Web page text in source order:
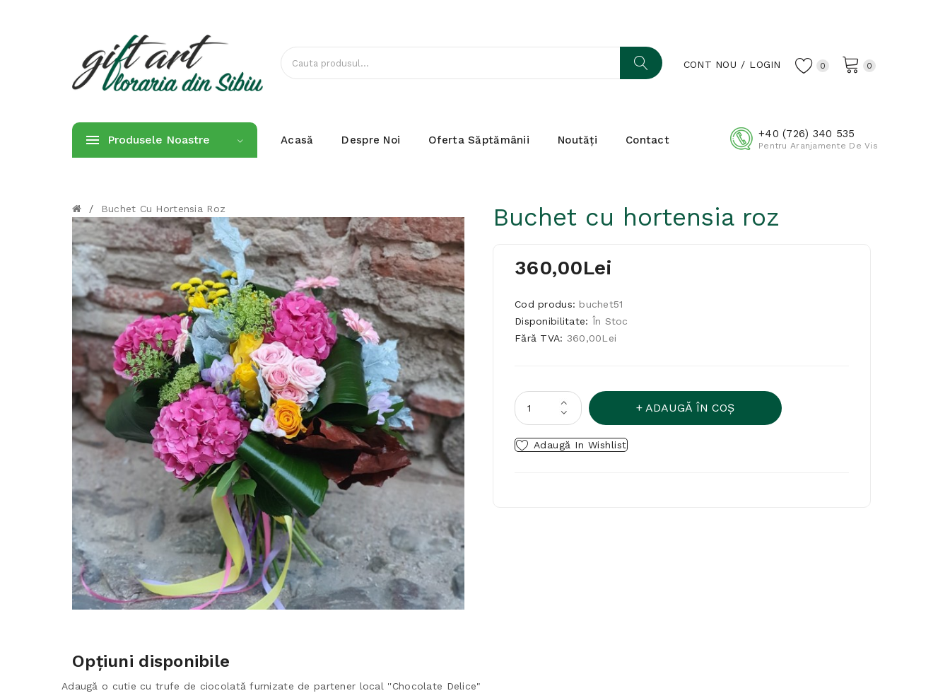
CONT NOU LOGIN 0
0
Produsele Noastre Acasă Despre Noi Oferta Săptămânii Noutăți Contact +40 (726) 340 535
Pentru Aranjamente De Vis
/ Buchet Cu Hortensia Roz Buchet cu hortensia roz
360,00Lei
Cod produs: buchet51
Disponibilitate: În Stoc
Fără TVA: 360,00Lei
ADAUGĂ ÎN COŞ
Adaugă In Wishlist
Opţiuni disponibile
Adaugă o cutie cu trufe de ciocolată furnizate de partener local ''Chocolate Delice"